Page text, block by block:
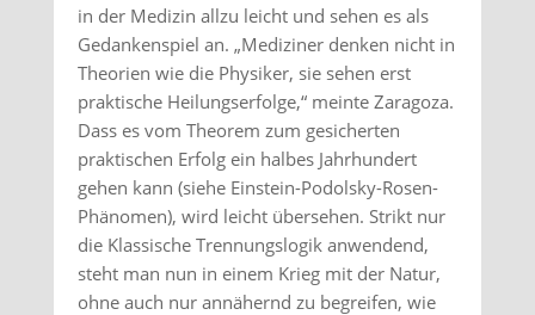
in der Medizin allzu leicht und sehen es als
Gedankenspiel an. „Mediziner denken nicht in
Theorien wie die Physiker, sie sehen erst
praktische Heilungserfolge,“ meinte Zaragoza.
Dass es vom Theorem zum gesicherten
praktischen Erfolg ein halbes Jahrhundert
gehen kann (siehe Einstein-Podolsky-Rosen-
Phänomen), wird leicht übersehen. Strikt nur
die Klassische Trennungslogik anwendend,
steht man nun in einem Krieg mit der Natur,
ohne auch nur annähernd zu begreifen, wie